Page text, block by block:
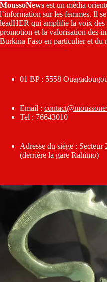
MoussoNews est un média
l’information sur les femmes. Il
leadHER qui amplifie la voix des
promotion et la valorisation des
Burkina Faso en particulier et du
————————–
01 BP : 5558
Email :
Tel : 76643010
Adresse du siège :
(derrière la gare Rahimo)